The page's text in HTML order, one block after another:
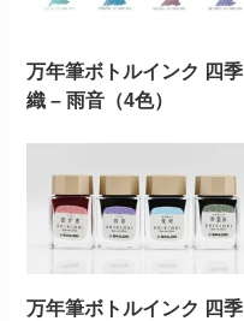
万年筆ボトルインク 四季
織 – 雨音（4色）
万年筆ボトルインク 四季